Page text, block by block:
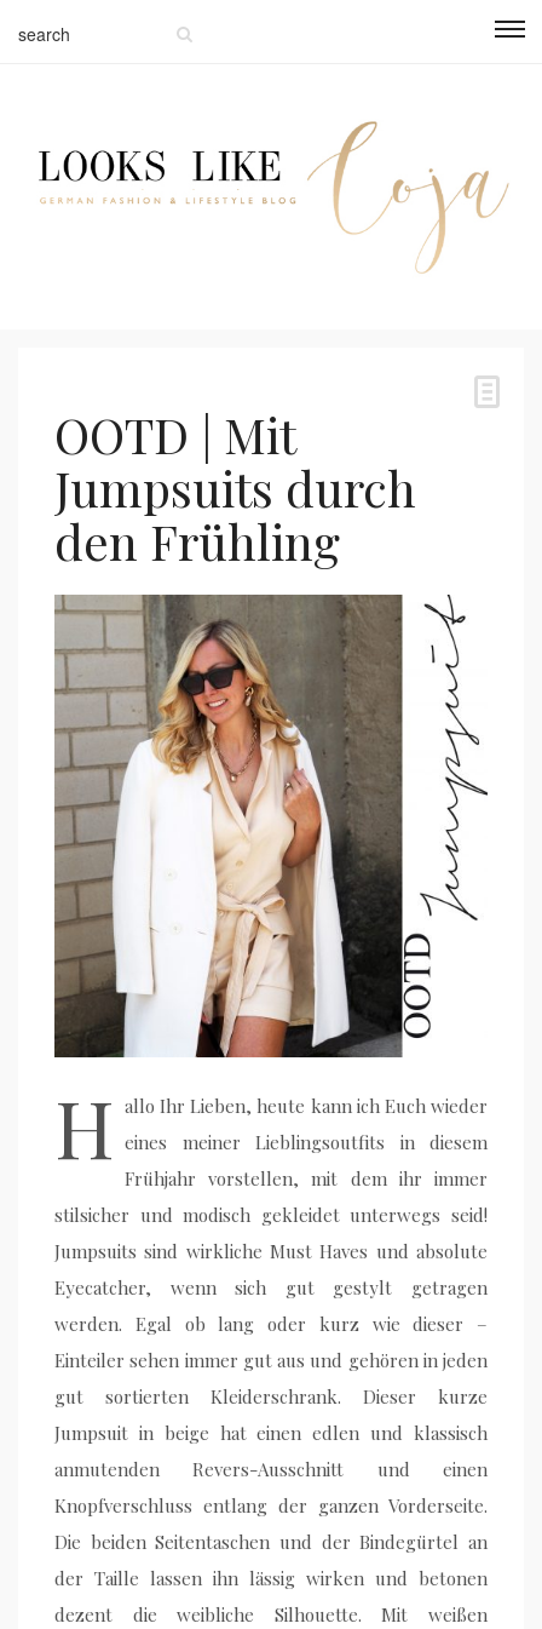
OOTD | Mit
Jumpsuits durch
den Frühling
H allo Ihr Lieben, heute kann ich Euch wieder
eines meiner Lieblingsoutfits in diesem
Frühjahr vorstellen, mit dem ihr immer
stilsicher und modisch gekleidet unterwegs seid!
Jumpsuits sind wirkliche Must Haves und absolute
Eyecatcher, wenn sich gut gestylt getragen
werden. Egal ob lang oder kurz wie dieser –
Einteiler sehen immer gut aus und gehören in jeden
gut sortierten Kleiderschrank. Dieser kurze
Jumpsuit in beige hat einen edlen und klassisch
anmutenden Revers-Ausschnitt und einen
Knopfverschluss entlang der ganzen Vorderseite.
Die beiden Seitentaschen und der Bindegürtel an
der Taille lassen ihn lässig wirken und betonen
dezent die weibliche Silhouette. Mit weißen